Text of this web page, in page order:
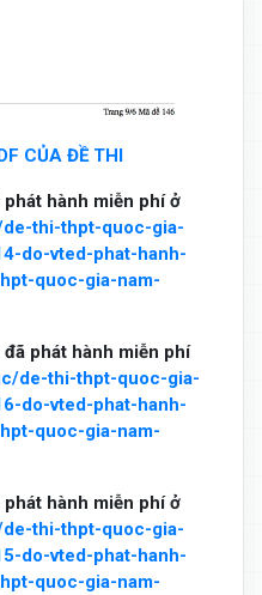
CỦA ĐỀ THI
hành miễn phí ở
thi-thpt-quoc-gia-
do-vted-phat-hanh-
quoc-gia-nam-
phát hành miễn phí
de-thi-thpt-quoc-gia-
do-vted-phat-hanh-
quoc-gia-nam-
hành miễn phí ở
thi-thpt-quoc-gia-
do-vted-phat-hanh-
quoc-gia-nam-